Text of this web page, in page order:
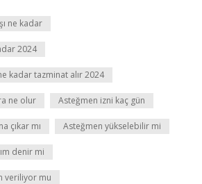
ne kadar
2024
kadar tazminat alır 2024
ne olur Asteğmen izni kaç gün
çıkar mı Asteğmen yükselebilir mi
denir mi
veriliyor mu